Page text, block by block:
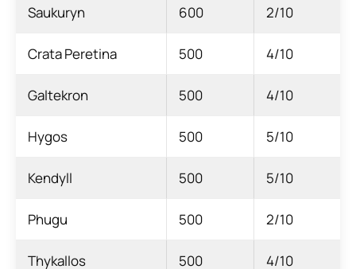
Saukuryn 600 2/10
Crata Peretina 500 4/10
Galtekron 500 4/10
Hygos 500 5/10
Kendyll 500 5/10
Phugu 500 2/10
Thykallos 500 4/10